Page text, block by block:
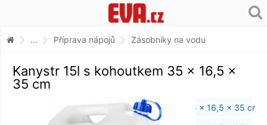
... Příprava nápojů Zásobníky na vodu
Kanystr 15l s kohoutkem 35 x 16,5 x
35 cm